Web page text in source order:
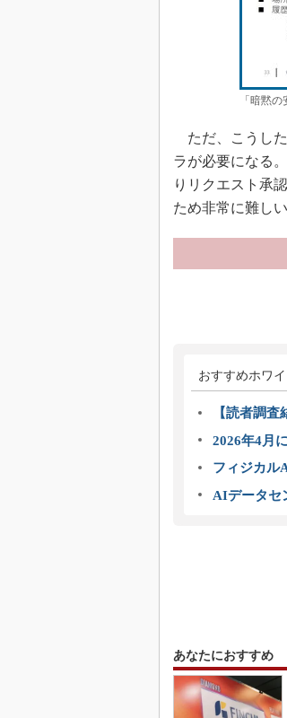
「暗黙
ただ、こうした
ラが必要になる
りリクエスト承
ため非常に難し
おすすめホワ
【読者調
2026年4月
フィジカル
AIデータセ
あなたにおすすめ